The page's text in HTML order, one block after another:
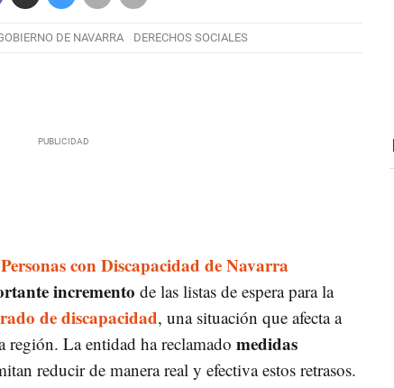
DE NAVARRA DERECHOS SOCIALES
con Discapacidad de Navarra
incremento de las listas de espera para la
de discapacidad, una situación que afecta a
región. La entidad ha reclamado medidas
reducir de manera real y efectiva estos retrasos.